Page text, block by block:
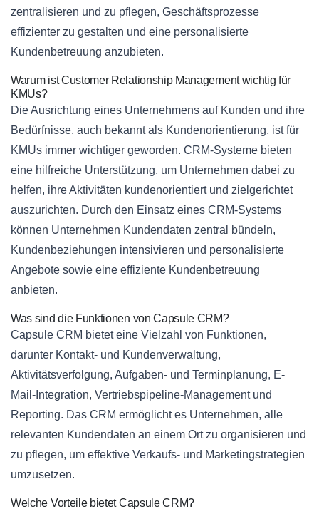
zentralisieren und zu pflegen, Geschäftsprozesse
effizienter zu gestalten und eine personalisierte
Kundenbetreuung anzubieten.
Warum ist Customer Relationship Management wichtig für
KMUs?
Die Ausrichtung eines Unternehmens auf Kunden und ihre
Bedürfnisse, auch bekannt als Kundenorientierung, ist für
KMUs immer wichtiger geworden. CRM-Systeme bieten
eine hilfreiche Unterstützung, um Unternehmen dabei zu
helfen, ihre Aktivitäten kundenorientiert und zielgerichtet
auszurichten. Durch den Einsatz eines CRM-Systems
können Unternehmen Kundendaten zentral bündeln,
Kundenbeziehungen intensivieren und personalisierte
Angebote sowie eine effiziente Kundenbetreuung
anbieten.
Was sind die Funktionen von Capsule CRM?
Capsule CRM bietet eine Vielzahl von Funktionen,
darunter Kontakt- und Kundenverwaltung,
Aktivitätsverfolgung, Aufgaben- und Terminplanung, E-
Mail-Integration, Vertriebspipeline-Management und
Reporting. Das CRM ermöglicht es Unternehmen, alle
relevanten Kundendaten an einem Ort zu organisieren und
zu pflegen, um effektive Verkaufs- und Marketingstrategien
umzusetzen.
Welche Vorteile bietet Capsule CRM?